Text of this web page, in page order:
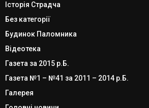
Історія Страдча
Без категорії
Будинок Паломника
Відеотека
Газета за 2015 р.Б.
Газета №1 – №41 за 2011 – 2014 р.Б.
Галерея